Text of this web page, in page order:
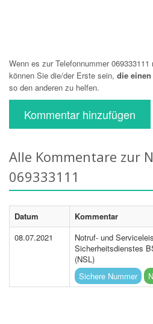
Wenn es zur Telefonnummer
können Sie die/der Erste sein, die
so den anderen zu helfen.
Kommentar hinzufügen
Alle Kommentare zur
069333111
Datum
Kommentar
08.07.2021
Notruf- und
Sicherheitsdienstes
(NSL)
Sichere Nummer